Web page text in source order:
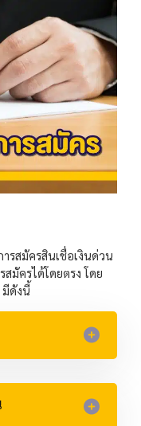
รสมัครสินเชื่อเงินด่วน
มัครได้โดยตรง โดย
ดังนี้